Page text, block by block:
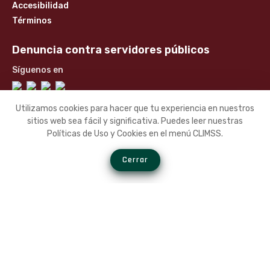
Utilizamos cookies para hacer que tu experiencia en nuestros
sitios web sea fácil y significativa. Puedes leer nuestras
Políticas de Uso y Cookies en el menú CLIMSS.
Cerrar
Accesibilidad
Términos
Denuncia contra servidores públicos
Síguenos en